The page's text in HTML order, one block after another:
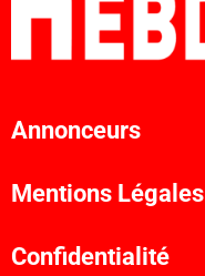
Annonceurs
Mentions Légales
Confidentialité